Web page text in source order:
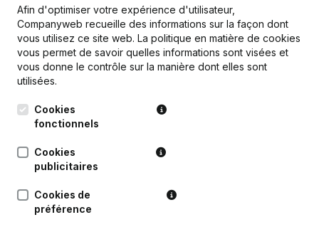
Afin d'optimiser votre expérience d'utilisateur,
Companyweb recueille des informations sur la façon dont
vous utilisez ce site web. La politique en matière de cookies
vous permet de savoir quelles informations sont visées et
vous donne le contrôle sur la manière dont elles sont
utilisées.
Cookies
fonctionnels
Cookies
publicitaires
Cookies de
préférence
Français
Leuvensesteenweg
248D,
Informations d’entreprise
Monitoring
Recherche internationale
Thème